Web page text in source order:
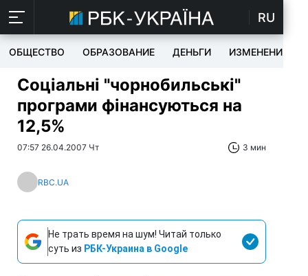
RU
ОБЩЕСТВО ОБРАЗОВАНИЕ ДЕНЬГИ ИЗМЕНЕНИЯ
Соціальні "чорнобильські"
програми фінансуються на
12,5%
07:57 26.04.2007 Чт 3 мин
RBC.UA
Не трать время на шум! Читай только
суть из РБК-Украина в Google